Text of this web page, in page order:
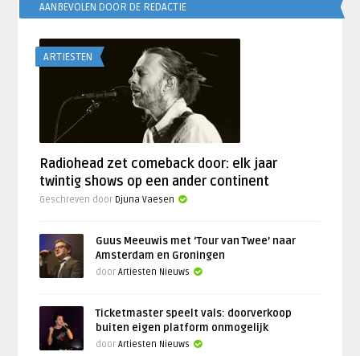
AANBEVOLEN DOOR DE REDACTIE
ARTIESTEN
Radiohead zet comeback door: elk jaar
twintig shows op een ander continent
Geschreven door Djuna Vaesen
Guus Meeuwis met ‘Tour van Twee’ naar
Amsterdam en Groningen
doorArtiesten Nieuws
Ticketmaster speelt vals: doorverkoop
buiten eigen platform onmogelijk
doorArtiesten Nieuws